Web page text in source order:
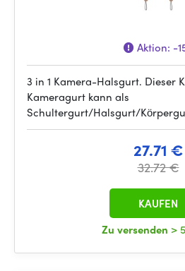
Aktion: -
3 in 1 Kamera-Halsgurt. Dieser
Kameragurt kann als
Schultergurt/Halsgurt/
27.71 €
32.72 €
Zu versenden >
KAUFEN